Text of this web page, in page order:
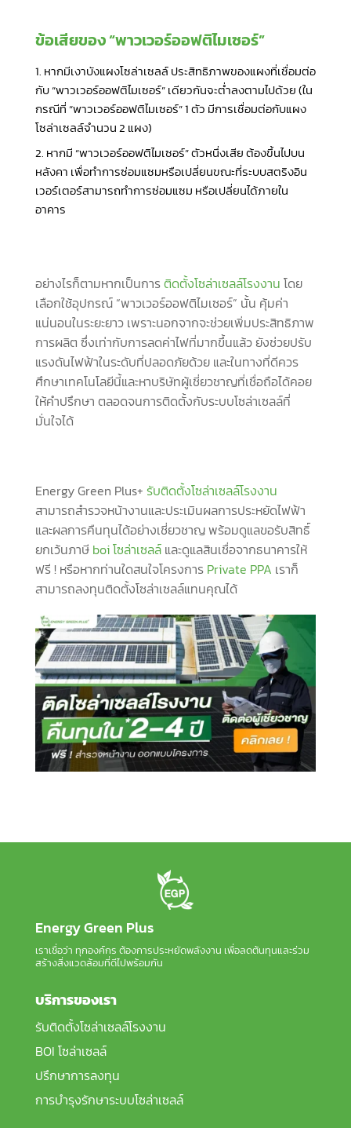
ข้อเสียของ“พาวเวอร์ออฟติไมเซอร์”
1. หากมีเงาบังแผงโซล่าเซลล์ ประสิทธิภาพของแผงที่เชื่อมต่อ
กับ “พาวเวอร์ออฟติไมเซอร์” เดียวกันจะต่ำลงตามไปด้วย (ใน
กรณีที่“พาวเวอร์ออฟติไมเซอร์”1 ตัว มีการเชื่อมต่อกับแผง
โซล่าเซลล์จำนวน 2 แผง)
2. หากมี “พาวเวอร์ออฟติไมเซอร์” ตัวหนึ่งเสีย ต้องขึ้นไปบน
หลังคา เพื่อทำการซ่อมแซมหรือเปลี่ยนขณะที่ระบบสตริงอิน
เวอร์เตอร์สามารถทำการซ่อมแซม หรือเปลี่ยนได้ภายใน
อาคาร
อย่างไรก็ตามหากเป็นการติดตั้งโซล่าเซลล์โรงงาน โดย
เลือกใช้อุปกรณ์ “พาวเวอร์ออฟติไมเซอร์” นั้น คุ้มค่า
แน่นอนในระยะยาว เพราะนอกจากจะช่วยเพิ่มประสิทธิภาพ
การผลิต ซึ่งเท่ากับการลดค่าไฟที่มากขึ้นแล้ว ยังช่วยปรับ
แรงดันไฟฟ้าในระดับที่ปลอดภัยด้วย และในทางที่ดีควร
ศึกษาเทคโนโลยีนี้และหาบริษัทผู้เชี่ยวชาญที่เชื่อถือได้คอย
ให้คำปรึกษา ตลอดจนการติดตั้งกับระบบโซล่าเซลล์ที่
มั่นใจได้
Energy Green Plus+ รับติดตั้งโซล่าเซลล์โรงงาน
สามารถสำรวจหน้างานและประเมินผลการประหยัดไฟฟ้า
และผลการคืนทุนได้อย่างเชี่ยวชาญ พร้อมดูแลขอรับสิทธิ์
ยกเว้นภาษี boi โซล่าเซลล์และดูแลสินเชื่อจากธนาคารให้
ฟรี ! หรือหากท่านใดสนใจโครงการ Private PPA เราก็
สามารถลงทุนติดตั้งโซล่าเซลล์แทนคุณได้
Energy Green Plus
เราเชื่อว่า ทุกองค์กร ต้องการประหยัดพลังงาน เพื่อลดต้นทุนและร่วม
สร้างสิ่งแวดล้อมที่ดีไปพร้อมกัน
บริการของเรา
รับติดตั้งโซล่าเซลล์โรงงาน
BOI โซล่าเซลล์
ปรึกษาการลงทุน
การบำรุงรักษาระบบโซล่าเซลล์